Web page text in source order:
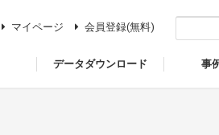
データダウンロード 事
マイページ 会員登録(無料)